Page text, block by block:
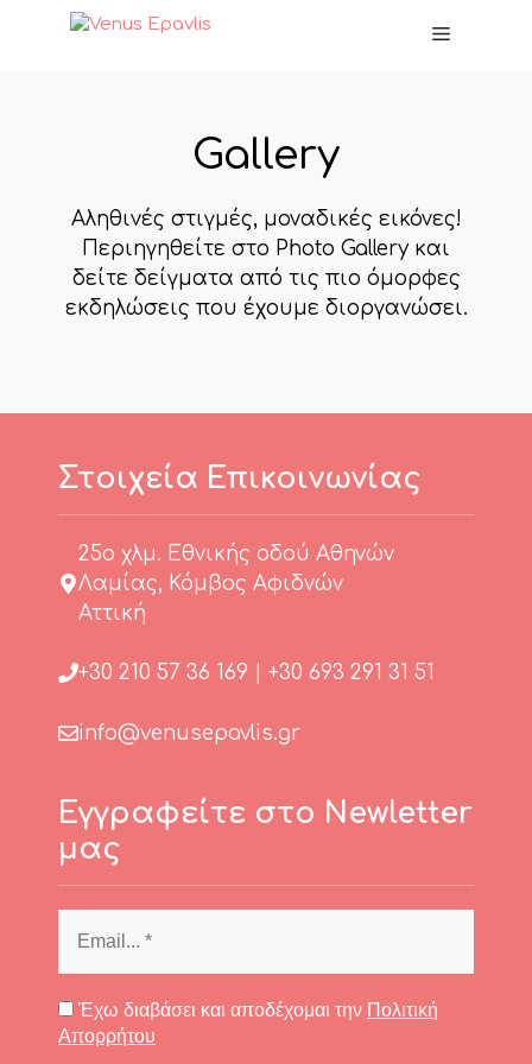
Μετάβαση
Menu
Gallery
Αληθινές στιγμές, μοναδικές εικόνες!
Περιηγηθείτε στο Photo Gallery και
δείτε δείγματα από τις πιο όμορφες
εκδηλώσεις που έχουμε διοργανώσει.
Στοιχεία Επικοινωνίας
25o χλμ. Εθνικής οδού Αθηνών
Λαμίας, Κόμβος Αφιδνών
Αττική
+30 210 57 36 169 +30 693 291 31 51
info@venusepavlis.gr
Εγγραφείτε στο Newletter
μας
Έχω διαβάσει και αποδέχομαι την Πολιτική
Απορρήτου